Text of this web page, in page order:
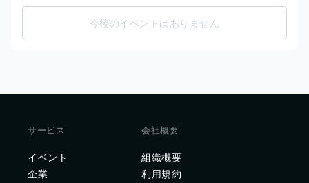
今後のイベントはありません
サービス
イベント
企業
会社概要
組織概要
利用規約